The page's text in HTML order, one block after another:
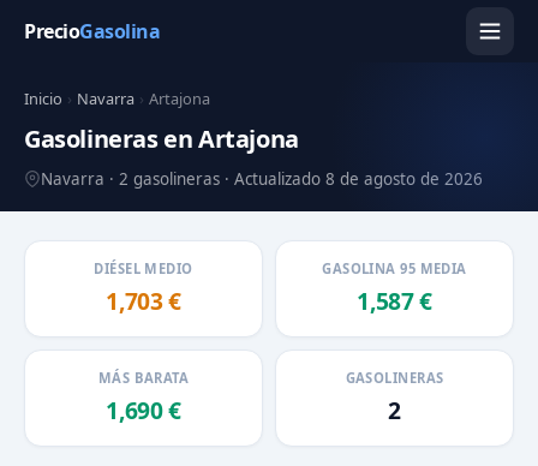
PrecioGasolina
Inicio › Navarra › Artajona
Gasolineras en Artajona
Navarra · 2 gasolineras · Actualizado 8 de agosto de 2026
DIÉSEL MEDIO
1,703 €
GASOLINA 95 MEDIA
1,587 €
MÁS BARATA
1,690 €
GASOLINERAS
2